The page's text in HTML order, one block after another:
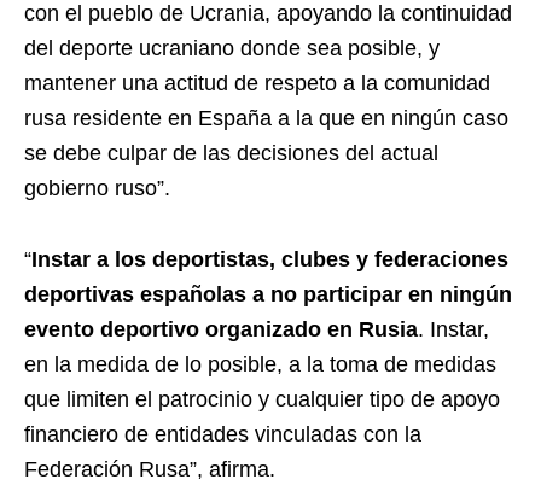
con el pueblo de Ucrania, apoyando la continuidad
del deporte ucraniano donde sea posible, y
mantener una actitud de respeto a la comunidad
rusa residente en España a la que en ningún caso
se debe culpar de las decisiones del actual
gobierno ruso”.
“Instar a los deportistas, clubes y federaciones
deportivas españolas a no participar en ningún
evento deportivo organizado en Rusia. Instar,
en la medida de lo posible, a la toma de medidas
que limiten el patrocinio y cualquier tipo de apoyo
financiero de entidades vinculadas con la
Federación Rusa”, afirma.